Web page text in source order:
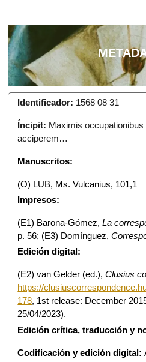
Identificador: 1568 08 31
Íncipit: Maximis
acciperem…
Manuscritos:
(O) LUB, Ms. Vulcanius, 101,1
Impresos:
(E1) Barona-Gómez,La
p. 56; (E3) Domínguez,
Edición digital:
(E2) van Gelder (ed.),Clusius
https://
178, 1st release: December
25/04/2023).
Edición crítica, traducción y
Codificación y edición digital: